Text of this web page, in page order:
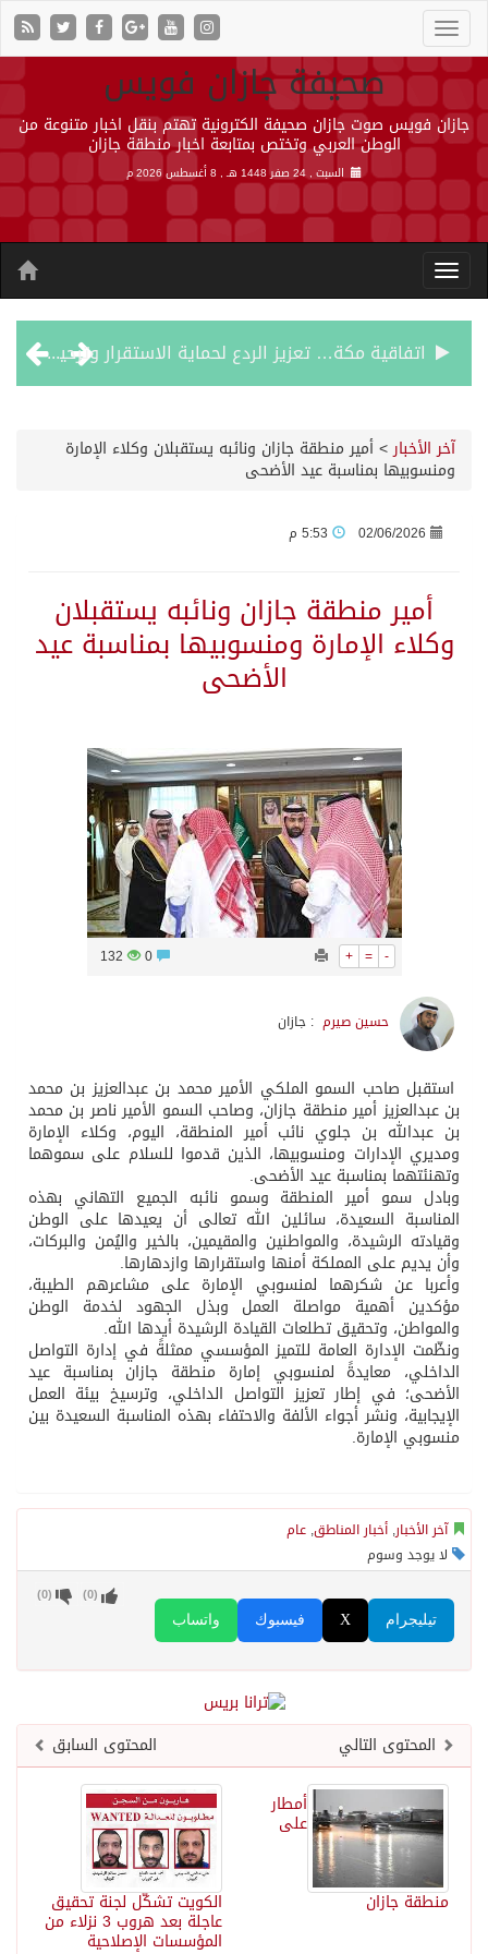
صحيفة جازان فويس
جازان فويس صوت جازان صحيفة الكترونية تهتم بنقل اخبار متنوعة من
الوطن العربي وتختص بمتابعة اخبار منطقة جازان
السبت , 24 صفر 1448 هـ , 8 أغسطس 2026 م
اتفاقية مكة… تعزيز الردع لحماية الاستقرار وترحيب اقليمي ودولي بها
حالة الطقس المتوقعة اليوم في المملكة
قمة سعودية – تركية – باكستانية في جدة
آخر الأخبار>أمير منطقة جازان ونائبه يستقبلان وكلاء الإمارة
ومنسوبيها بمناسبة عيد الأضحى
02/06/2026
أمير منطقة جازان ونائبه يستقبلان
وكلاء الإمارة ومنسوبيها بمناسبة عيد
الأضحى
+ = -
0
132
حسين صيرم : جازان
استقبل صاحب السمو الملكي الأمير محمد بن عبدالعزيز بن محمد
بن عبدالعزيز أمير منطقة جازان، وصاحب السمو الأمير ناصر بن محمد
بن عبدالله بن جلوي نائب أمير المنطقة، اليوم، وكلاء الإمارة
ومديري الإدارات ومنسوبيها، الذين قدموا للسلام على سموهما
وتهنئتهما بمناسبة عيد الأضحى.
وبادل سمو أمير المنطقة وسمو نائبه الجميع التهاني بهذه
المناسبة السعيدة، سائلين الله تعالى أن يعيدها على الوطن
وقيادته الرشيدة، والمواطنين والمقيمين، بالخير واليُمن والبركات،
وأن يديم على المملكة أمنها واستقرارها وازدهارها.
وأعربا عن شكرهما لمنسوبي الإمارة على مشاعرهم الطيبة،
مؤكدين أهمية مواصلة العمل وبذل الجهود لخدمة الوطن
والمواطن، وتحقيق تطلعات القيادة الرشيدة أيدها الله.
ونظّمت الإدارة العامة للتميز المؤسسي ممثلةً في إدارة التواصل
الداخلي، معايدةً لمنسوبي إمارة منطقة جازان بمناسبة عيد
الأضحى؛ في إطار تعزيز التواصل الداخلي، وترسيخ بيئة العمل
الإيجابية، ونشر أجواء الألفة والاحتفاء بهذه المناسبة السعيدة بين
منسوبي الإمارة.
آخر الأخبار, أخبار المناطق, عام
لا يوجد وسوم
واتساب فيسبوك X تيليجرام
(
0
) (
0
)
المحتوى السابق المحتوى التالي
الكويت تشكّل لجنة تحقيق
عاجلة بعد هروب 3 نزلاء من
المؤسسات الإصلاحية
أمطار
على
منطقة جازان